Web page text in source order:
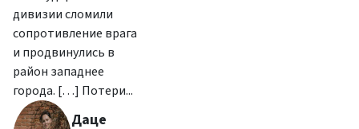
дивизии сломили
сопротивление врага
и продвинулись в
район западнее
города. […] Потери...
Даце